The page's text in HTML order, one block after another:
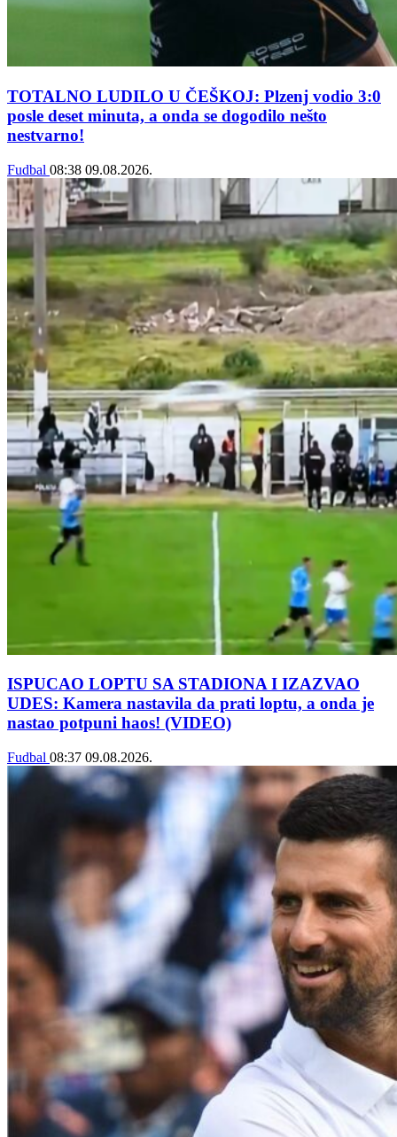
TOTALNO LUDILO U ČEŠKOJ: Plzenj vodio 3:0
posle deset minuta, a onda se dogodilo nešto
nestvarno!
Fudbal 08:38 09.08.2026.
ISPUCAO LOPTU SA STADIONA I IZAZVAO
UDES: Kamera nastavila da prati loptu, a onda je
nastao potpuni haos! (VIDEO)
Fudbal 08:37 09.08.2026.